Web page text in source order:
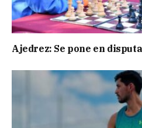
Ajedrez: Se pone en